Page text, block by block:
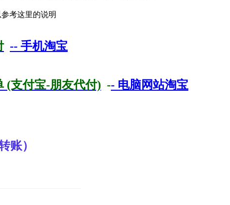
考这里的说明
-- 手机淘宝
(支付宝-朋友代付) -- 电脑网站淘宝
账）